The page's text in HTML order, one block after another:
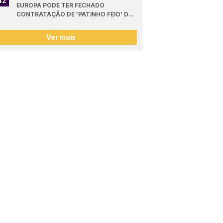
EUROPA PODE TER FECHADO
CONTRATAÇÃO DE 'PATINHO FEIO' DO
Ver mais